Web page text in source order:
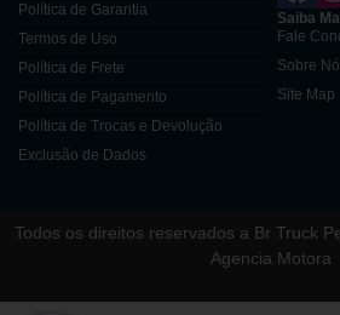
Política de Garantia
Termos de Uso
Política de Frete
Política de Pagamento
Política de Trocas e Devolução
Exclusão de Dados
Saiba
Fale
Sobre
Site Map
Todos os direitos reservados a Br Truck
Agencia Motora